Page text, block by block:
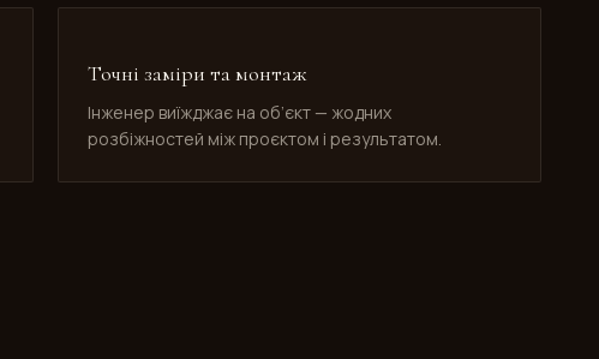
Точні заміри та монтаж
Інженер виїжджає на об’єкт — жодних
розбіжностей між проєктом і результатом.